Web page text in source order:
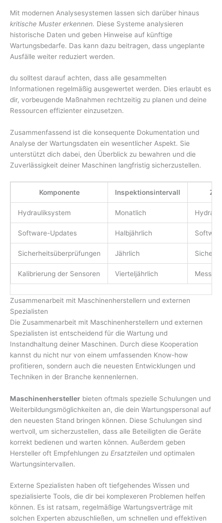
Mit modernen Analysesystemen lassen sich darüber hinaus
kritische Muster erkennen. Diese Systeme analysieren
historische Daten und geben Hinweise auf künftige
Wartungsbedarfe. Das kann dazu beitragen, dass ungeplante
Ausfälle weiter reduziert werden.
du solltest darauf achten, dass alle gesammelten
Informationen regelmäßig ausgewertet werden. Dies erlaubt es
dir, vorbeugende Maßnahmen rechtzeitig zu planen und deine
Ressourcen effizienter einzusetzen.
Zusammenfassend ist die konsequente Dokumentation und
Analyse der Wartungsdaten ein wesentlicher Aspekt. Sie
unterstützt dich dabei, den Überblick zu bewahren und die
Zuverlässigkeit deiner Maschinen langfristig sicherzustellen.
Komponente Inspektionsintervall
Hydrauliksystem Monatlich
Software-Updates Halbjährlich
Sicherheitsüberprüfungen Jährlich
Kalibrierung der Sensoren Vierteljährlich
Zusammenarbeit mit Maschinenherstellern und externen
Spezialisten
Die Zusammenarbeit mit Maschinenherstellern und externen
Spezialisten ist entscheidend für die Wartung und
Instandhaltung deiner Maschinen. Durch diese Kooperation
kannst du nicht nur von einem umfassenden Know-how
profitieren, sondern auch die neuesten Entwicklungen und
Techniken in der Branche kennenlernen.
Maschinenhersteller bieten oftmals spezielle Schulungen und
Weiterbildungsmöglichkeiten an, die dein Wartungspersonal auf
den neuesten Stand bringen können. Diese Schulungen sind
wertvoll, um sicherzustellen, dass alle Beteiligten die Geräte
korrekt bedienen und warten können. Außerdem geben
Hersteller oft Empfehlungen zu Ersatzteilen und optimalen
Wartungsintervallen.
Externe Spezialisten haben oft tiefgehendes Wissen und
spezialisierte Tools, die dir bei komplexeren Problemen helfen
können. Es ist ratsam, regelmäßige Wartungsverträge mit
solchen Experten abzuschließen, um schnellen und effektiven